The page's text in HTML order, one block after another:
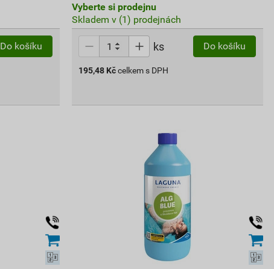
Do košíku
Vyberte si prodejnu
Skladem v (1) prodejnách
ks Do košíku
195,48 Kč celkem s DPH